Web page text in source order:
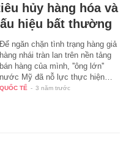
hủy hàng hóa và
hiệu bất thường
Để ngăn chặn tình trạng hàng giả
hàng nhái tràn lan trên nền tảng
bán hàng của mình, ''ông lớn''
nước Mỹ đã nỗ lực thực hiện…
QUỐC TẾ - 3 năm trước